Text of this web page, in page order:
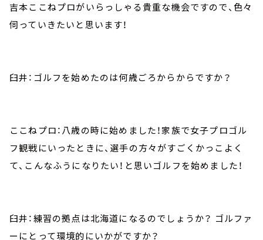
吉本ここねプロがいらっしゃる貴重な機会ですので、色々
伺っていきたいと思います！
臼井：ゴルフを始めたのは何歳ごろからからですか？
ここねプロ：八歳の時に始めました！家族で女子プロゴル
フ観戦にいったときに、選手の方々がすごくかっこよく
て、こんなふうになりたい！と思いゴルフを始めました！
臼井：練習の拠点は北海道になるのでしょうか？ ゴルファ
ーにとって環境的にいかがですか？